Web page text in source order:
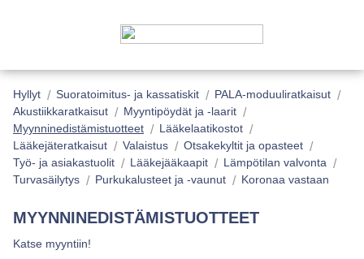
Hyllyt Suoratoimitus- ja kassatiskit
PALA-moduuliratkaisut
Akustiikkaratkaisut
Myyntipöydät ja -laarit
Myynninedistämistuotteet
Lääkelaatikostot
Lääkejäteratkaisut
Valaistus
Otsakekyltit ja opasteet
Työ- ja asiakastuolit
Lääkejääkaapit
Lämpötilan valvonta
Turvasäilytys
Purkukalusteet ja -vaunut Koronaa vastaan
MYYNNINEDISTÄMISTUOTTEET
Katse myyntiin!